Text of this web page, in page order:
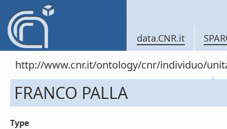
data.CNR.it
http://www.cnr.it/ontology/cnr/individuo/
FRANCO PALLA
Type